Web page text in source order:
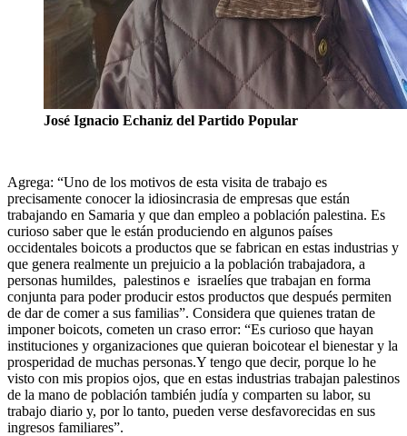
José Ignacio Echaniz del Partido Popular
Agrega: “Uno de los motivos de esta visita de trabajo es
precisamente conocer la idiosincrasia de empresas que están
trabajando en Samaria y que dan empleo a población palestina. Es
curioso saber que le están produciendo en algunos países
occidentales boicots a productos que se fabrican en estas industrias y
que genera realmente un prejuicio a la población trabajadora, a
personas humildes, palestinos e israelíes que trabajan en forma
conjunta para poder producir estos productos que después permiten
de dar de comer a sus familias”. Considera que quienes tratan de
imponer boicots, cometen un craso error: “Es curioso que hayan
instituciones y organizaciones que quieran boicotear el bienestar y la
prosperidad de muchas personas.Y tengo que decir, porque lo he
visto con mis propios ojos, que en estas industrias trabajan palestinos
de la mano de población también judía y comparten su labor, su
trabajo diario y, por lo tanto, pueden verse desfavorecidas en sus
ingresos familiares”.